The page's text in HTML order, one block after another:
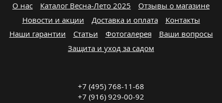
О нас Каталог Весна-Лето 2025
Отзывы о магазине
Новости и акции
Доставка и оплата
Контакты
Наши гарантии
Статьи Фотогалерея
Ваши вопросы
Защита и уход за садом
+7 (495) 768-11-68
+7 (916) 929-00-92